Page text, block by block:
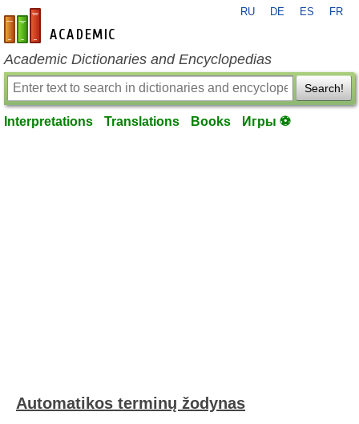
en-academic.com
RU DE ES FR
Academic Dictionaries and Encyclopedias
Search!
Interpretations Translations Books Игры ⚽
Automatikos terminų žodynas